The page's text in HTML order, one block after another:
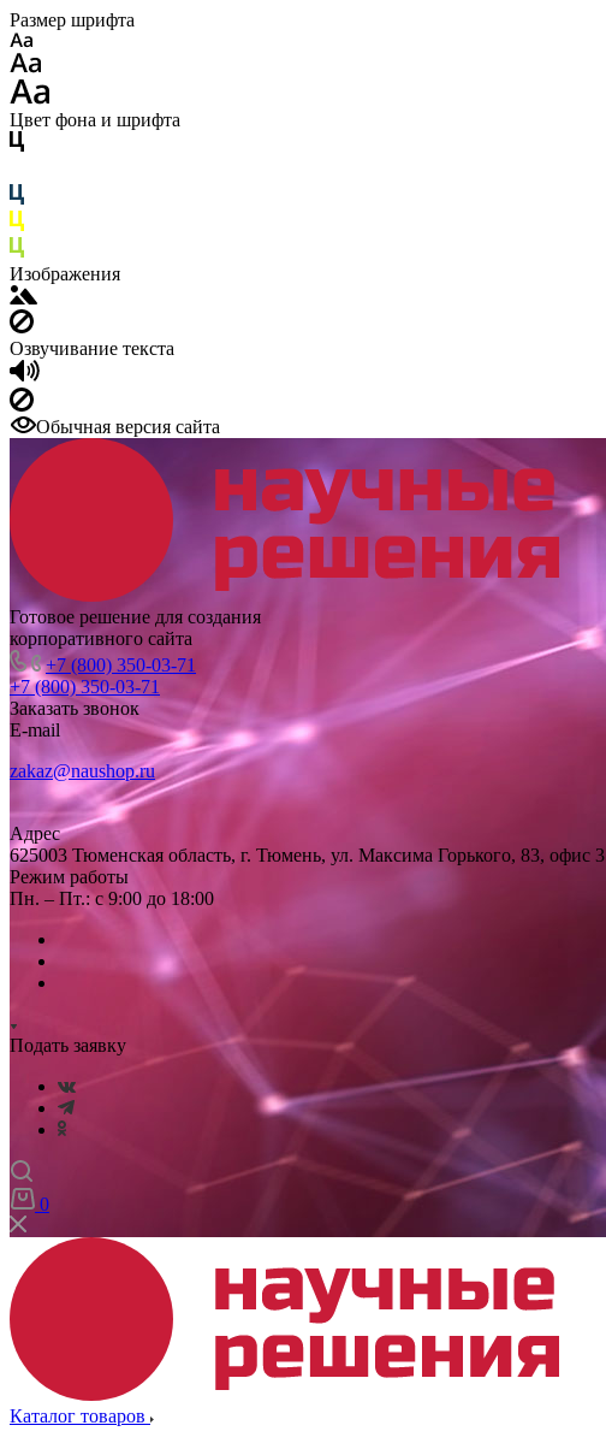
Размер шрифта
Цвет фона и шрифта
Изображения
Озвучивание текста
Обычная версия сайта
Готовое решение для создания
корпоративного сайта
+7 (800) 350-03-71
+7 (800) 350-03-71
Заказать звонок
E-mail
zakaz@naushop.ru
Адрес
625003 Тюменская область, г. Тюмень, ул. Максима Горького, 83, офис 3
Режим работы
Пн. – Пт.: с 9:00 до 18:00
Подать заявку
0
Каталог товаров